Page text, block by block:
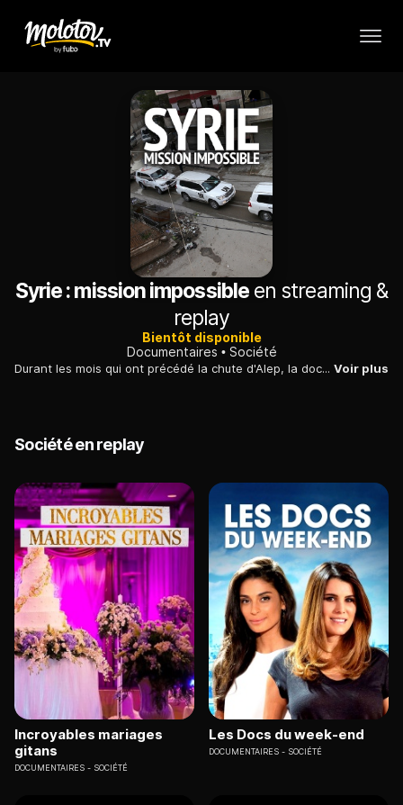
Syrie : mission impossibleen streaming &
replay
Bientôt disponible
Documentaires
Société
Durant les mois qui ont précédé la chute d'Alep, la documentariste Anne Poiret s'est tenue au plus près de Staffan de Mistura, et à ce titre, représentant symbolique de la "communauté internationale". Voir plus
Société en replay
Incroyables mariages
gitans
DOCUMENTAIRES SOCIÉTÉ
Les Docs du week-end
DOCUMENTAIRES SOCIÉTÉ